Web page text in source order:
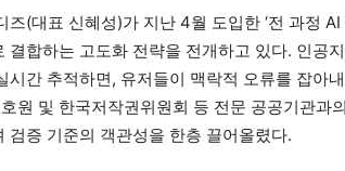
즈(대표 신혜성)가 지난 4월 도입한 ‘전 과정
결합하는 고도화 전략을 전개하고 있다. 인공
시간 추적하면, 유저들이 맥락적 오류를 잡아
원 및 한국저작권위원회 등 전문 공공기관과
검증 기준의 객관성을 한층 끌어올렸다.